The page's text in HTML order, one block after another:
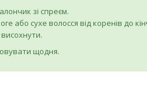
зі спреєм.
або сухе волосся від коренів до
висохнути.
щодня.